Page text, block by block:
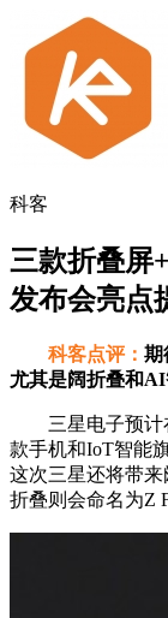
科客
三款折叠屏
发布会亮点
科客点评： 期
尤其是阔折叠和AI
三星电子预计在
款手机和IoT智能
这次三星还将带来
折叠则会命名为Z